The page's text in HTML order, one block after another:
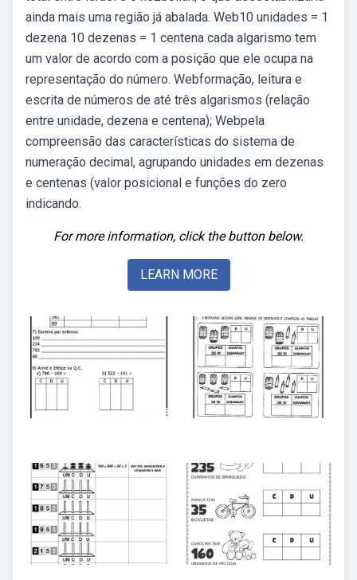
ainda mais uma região já abalada. Web10 unidades = 1
dezena 10 dezenas = 1 centena cada algarismo tem
um valor de acordo com a posição que ele ocupa na
representação do número. Webformação, leitura e
escrita de números de até três algarismos (relação
entre unidade, dezena e centena); Webpela
compreensão das características do sistema de
numeração decimal, agrupando unidades em dezenas
e centenas (valor posicional e funções do zero
indicando.
For more information, click the button below.
LEARN MORE